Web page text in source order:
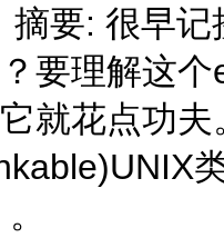
要: 很早记
要理解这
就花点功